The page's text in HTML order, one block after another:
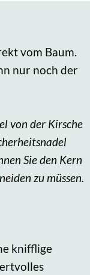
vom Baum.
nur noch der
von der Kirsche
Sie den Kern
zu müssen.
knifflige